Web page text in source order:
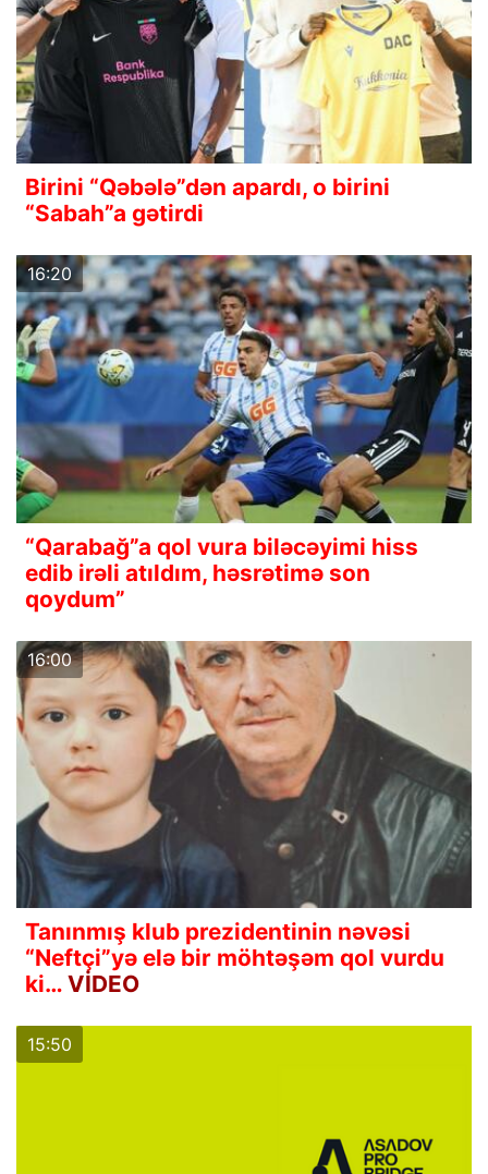
Birini “Qəbələ”dən apardı, o birini
“Sabah”a gətirdi
16:20
“Qarabağ”a qol vura biləcəyimi hiss
edib irəli atıldım, həsrətimə son
qoydum”
16:00
Tanınmış klub prezidentinin nəvəsi
“Neftçi”yə elə bir möhtəşəm qol vurdu
ki… VİDEO
15:50